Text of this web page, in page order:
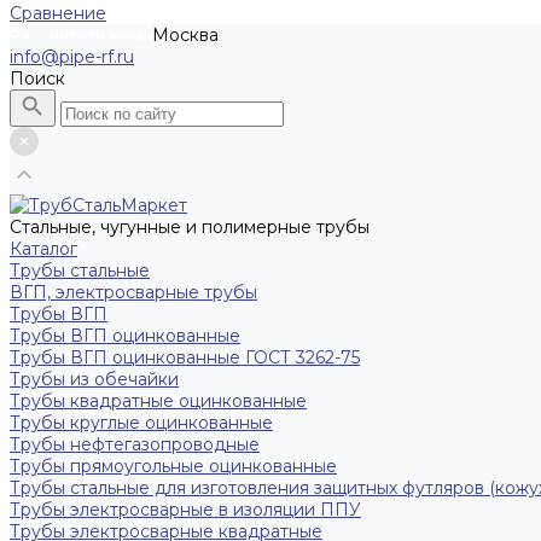
Сравнение
Москва
info@pipe-rf.ru
Поиск
Стальные, чугунные и полимерные трубы
Каталог
Трубы стальные
ВГП, электросварные трубы
Трубы ВГП
Трубы ВГП оцинкованные
Трубы ВГП оцинкованные ГОСТ 3262-75
Трубы из обечайки
Трубы квадратные оцинкованные
Трубы круглые оцинкованные
Трубы нефтегазопроводные
Трубы прямоугольные оцинкованные
Трубы стальные для изготовления защитных футляров
Трубы электросварные в изоляции ППУ
Трубы электросварные квадратные